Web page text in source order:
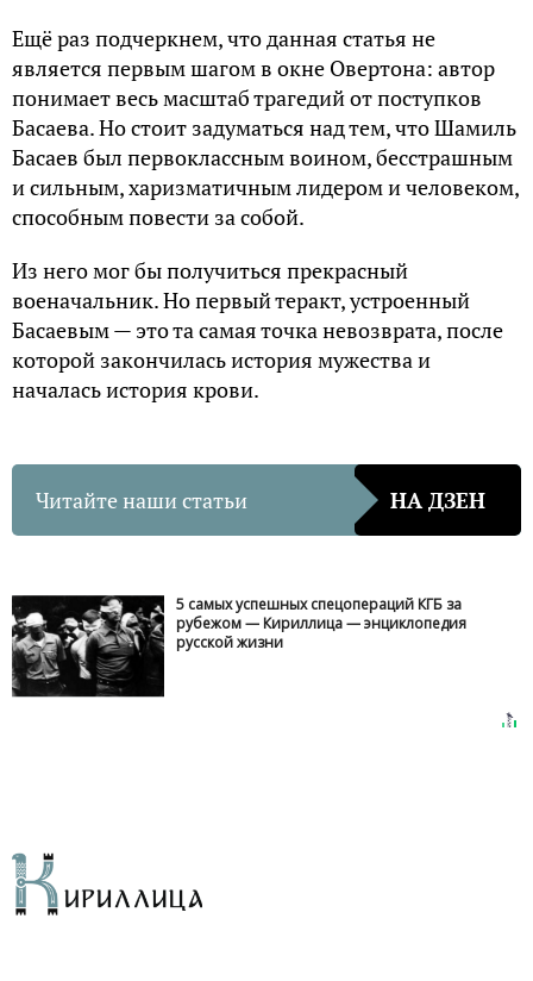
Ещё раз подчеркнем, что данная статья не
является первым шагом в окне Овертона: автор
понимает весь масштаб трагедий от поступков
Басаева. Но стоит задуматься над тем, что Шамиль
Басаев был первоклассным воином, бесстрашным
и сильным, харизматичным лидером и человеком,
способным повести за собой.
Из него мог бы получиться прекрасный
военачальник. Но первый теракт, устроенный
Басаевым — это та самая точка невозврата, после
которой закончилась история мужества и
началась история крови.
Читайте наши статьи НА ДЗЕН
5 самых успешных спецопераций КГБ за
рубежом — Кириллица — энциклопедия
русской жизни